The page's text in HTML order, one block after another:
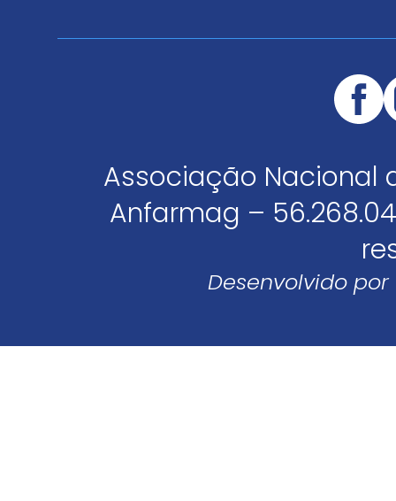
Associação Nacional
Anfarmag –
Desenvolvido por